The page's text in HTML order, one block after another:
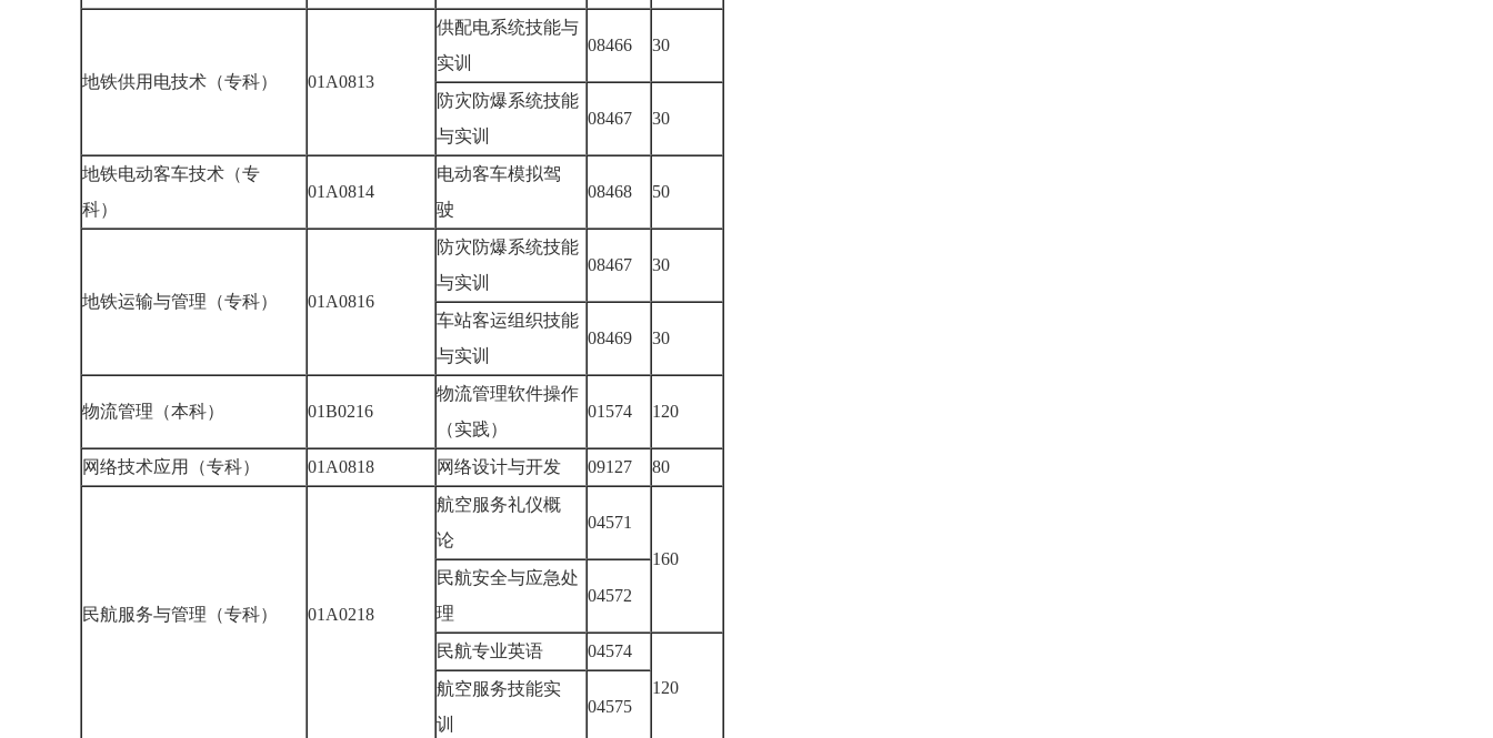
地铁供用电技术（专科） 01A0813
供配电系统技能与
实训
08466 30
防灾防爆系统技能
与实训
08467 30
地铁电动客车技术（专
科）
01A0814
电动客车模拟驾
驶
08468 50
地铁运输与管理（专科） 01A0816
防灾防爆系统技能
与实训
08467 30
车站客运组织技能
与实训
08469 30
物流管理（本科） 01B0216
物流管理软件操作
（实践）
01574 120
网络技术应用（专科） 01A0818 网络设计与开发 09127 80
民航服务与管理（专科） 01A0218
航空服务礼仪概
论
04571
160
民航安全与应急处
理
04572
民航专业英语
04574
120
航空服务技能实
训
04575